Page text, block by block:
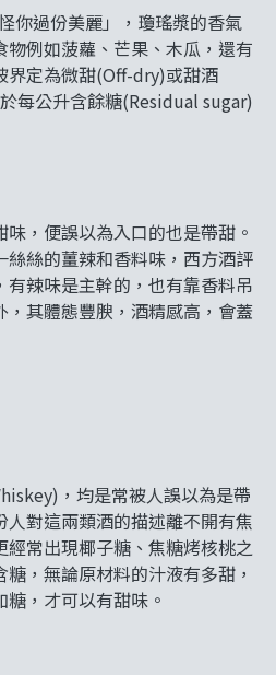
你過份美麗」，瓊瑤漿的香氣
例如菠蘿、芒果、木瓜，還有
界定為微甜(Off-dry)或甜酒
每公升含餘糖(Residual sugar)
，便誤以為入口的也是帶甜。
絲的薑辣和香料味，西方酒評
辣味是主幹的，也有靠香料吊
其體態豐腴，酒精感高，會蓋
，均是常被人誤以為是帶
對這兩類酒的描述離不開有焦
常出現椰子糖、焦糖烤核桃之
，無論原材料的汁液有多甜，
，才可以有甜味。